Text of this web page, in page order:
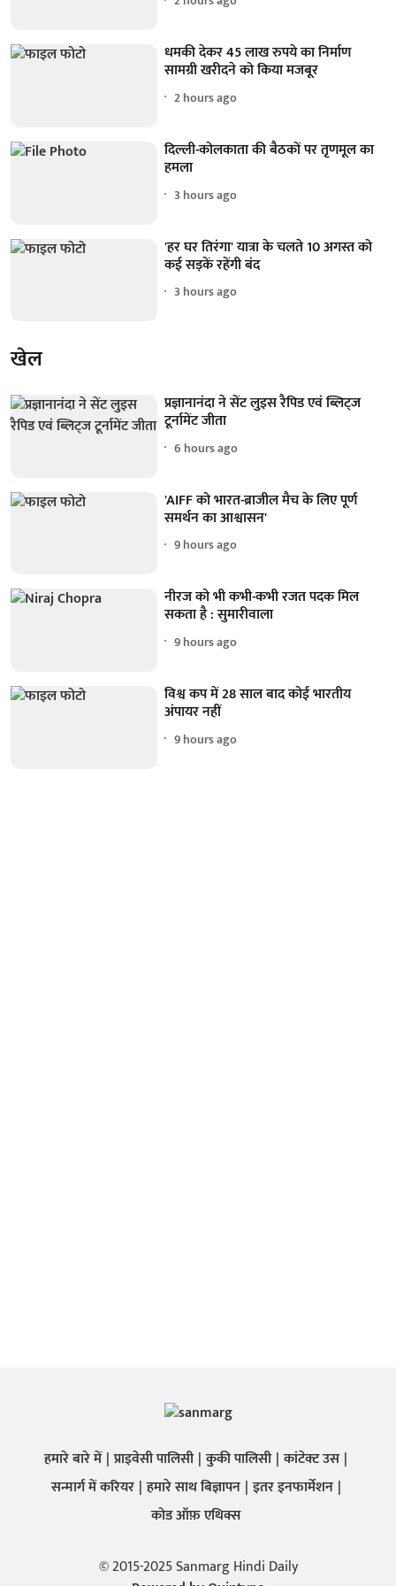
धमकी देकर 45 लाख रुपये का निर्माण
सामग्री खरीदने को किया मजबूर
2 hours ago
दिल्ली-कोलकाता की बैठकों पर तृणमूल का
हमला
3 hours ago
'हर घर तिरंगा' यात्रा के चलते 10 अगस्त को
कई सड़कें रहेंगी बंद
3 hours ago
खेल
प्रज्ञानानंदा ने सेंट लुइस रैपिड एवं ब्लिट्ज
टूर्नामेंट जीता
6 hours ago
'AIFF को भारत-ब्राजील मैच के लिए पूर्ण
समर्थन का आश्वासन'
9 hours ago
नीरज को भी कभी-कभी रजत पदक मिल
सकता है : सुमारीवाला
9 hours ago
विश्व कप में 28 साल बाद कोई भारतीय
अंपायर नहीं
9 hours ago
हमारे बारे में प्राइवेसी पालिसी कुकी पालिसी कांटेक्ट उस
सन्मार्ग में करियर हमारे साथ बिज्ञापन इतर इनफार्मेशन
कोड ऑफ़ एथिक्स
© 2015-2025 Sanmarg Hindi Daily